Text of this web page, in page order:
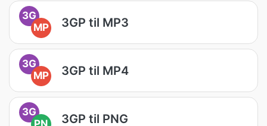
3G
MP
3GP til MP3
3G
MP
3GP til MP4
3G
3GP til PNG